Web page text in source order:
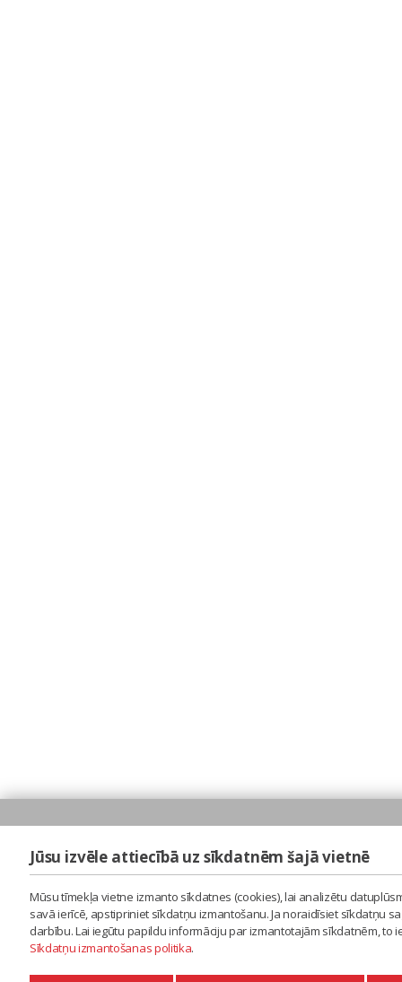
Jūsu izvēle attiecībā uz sīkdatnēm šajā vietnē
Mūsu tīmekļa vietne izmanto sīkdatnes (cookies), lai analizētu
savā ierīcē, apstipriniet sīkdatņu izmantošanu. Ja noraidīsiet sīkdatņu
darbību. Lai iegūtu papildu informāciju par izmantotajām sīkdatnēm,
Sīkdatņu izmantošanas politika.